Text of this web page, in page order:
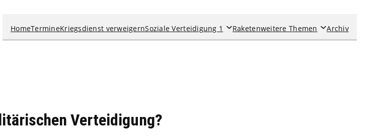
HomeTermineKriegsdienst verweigernSoziale Verteidigung 1 Raketenweitere Themen Archiv
Verteidigung?